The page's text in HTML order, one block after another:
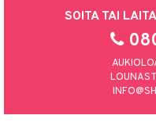
SOITA TAI